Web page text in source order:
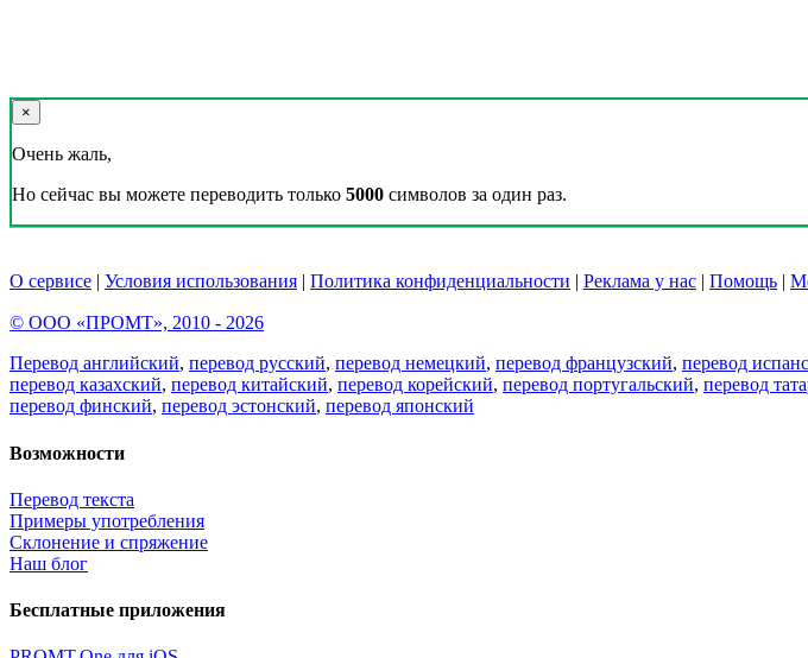
×
Очень жаль,
Но сейчас вы можете переводить только 5000 символов за один раз.
О сервисе | Условия использования | Политика конфиденциальности | Реклама у нас | Помощь |
© ООО «ПРОМТ», 2010 - 2026
Перевод английский, перевод русский, перевод немецкий, перевод французский, перевод
перевод казахский, перевод китайский, перевод корейский, перевод португальский, перевод
перевод финский, перевод эстонский, перевод японский
Возможности
Перевод текста
Примеры употребления
Склонение и спряжение
Наш блог
Бесплатные приложения